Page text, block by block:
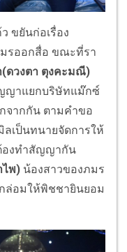
ขยันก่อเรื่อง
รออกสื่อ ขณะที่รา
วงตา ตุงคะมณี)
ญาแยกบริษัทแม๊กซ์
จากกัน ตามคำขอ
เป็นทนายจัดการให้
องทำสัญญากัน
พ) น้องสาวของภมร
ล่อมให้พิชชายินยอม